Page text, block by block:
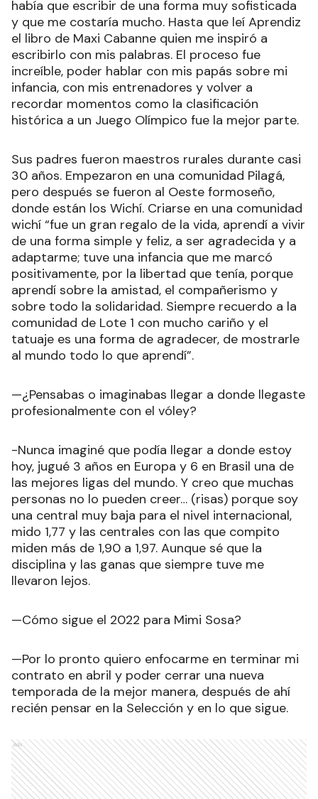
había que escribir de una forma muy sofisticada
y que me costaría mucho. Hasta que leí Aprendiz
el libro de Maxi Cabanne quien me inspiró a
escribirlo con mis palabras. El proceso fue
increíble, poder hablar con mis papás sobre mi
infancia, con mis entrenadores y volver a
recordar momentos como la clasificación
histórica a un Juego Olímpico fue la mejor parte.
Sus padres fueron maestros rurales durante casi
30 años. Empezaron en una comunidad Pilagá,
pero después se fueron al Oeste formoseño,
donde están los Wichí. Criarse en una comunidad
wichí “fue un gran regalo de la vida, aprendí a vivir
de una forma simple y feliz, a ser agradecida y a
adaptarme; tuve una infancia que me marcó
positivamente, por la libertad que tenía, porque
aprendí sobre la amistad, el compañerismo y
sobre todo la solidaridad. Siempre recuerdo a la
comunidad de Lote 1 con mucho cariño y el
tatuaje es una forma de agradecer, de mostrarle
al mundo todo lo que aprendí”.
—¿Pensabas o imaginabas llegar a donde llegaste
profesionalmente con el vóley?
-Nunca imaginé que podía llegar a donde estoy
hoy, jugué 3 años en Europa y 6 en Brasil una de
las mejores ligas del mundo. Y creo que muchas
personas no lo pueden creer… (risas) porque soy
una central muy baja para el nivel internacional,
mido 1,77 y las centrales con las que compito
miden más de 1,90 a 1,97. Aunque sé que la
disciplina y las ganas que siempre tuve me
llevaron lejos.
—Cómo sigue el 2022 para Mimi Sosa?
—Por lo pronto quiero enfocarme en terminar mi
contrato en abril y poder cerrar una nueva
temporada de la mejor manera, después de ahí
recién pensar en la Selección y en lo que sigue.
Ads